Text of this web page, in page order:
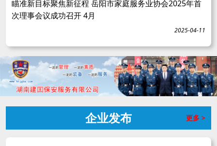
瞄准新目标聚焦新征程 岳阳市家庭服务业协会2025年首
次理事会议成功召开 4月
2025-04-11
企业发布 更多 >